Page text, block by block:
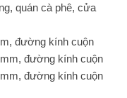
quán cà phê, cửa
đường kính cuộn
đường kính cuộn
đường kính cuộn